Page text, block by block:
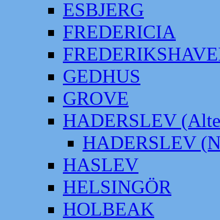
ESBJERG
FREDERICIA
GEDHUS
GROVE
HADERSLEV
HADERSLEV
HASLEV
HELSINGÖR
HOLBEAK